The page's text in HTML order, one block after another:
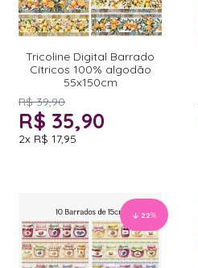
Tricoline Digital Barrado
Cítricos 100% algodão
55x150cm
R$ 39,90
R$ 35,90
2x R$ 17,95
22%